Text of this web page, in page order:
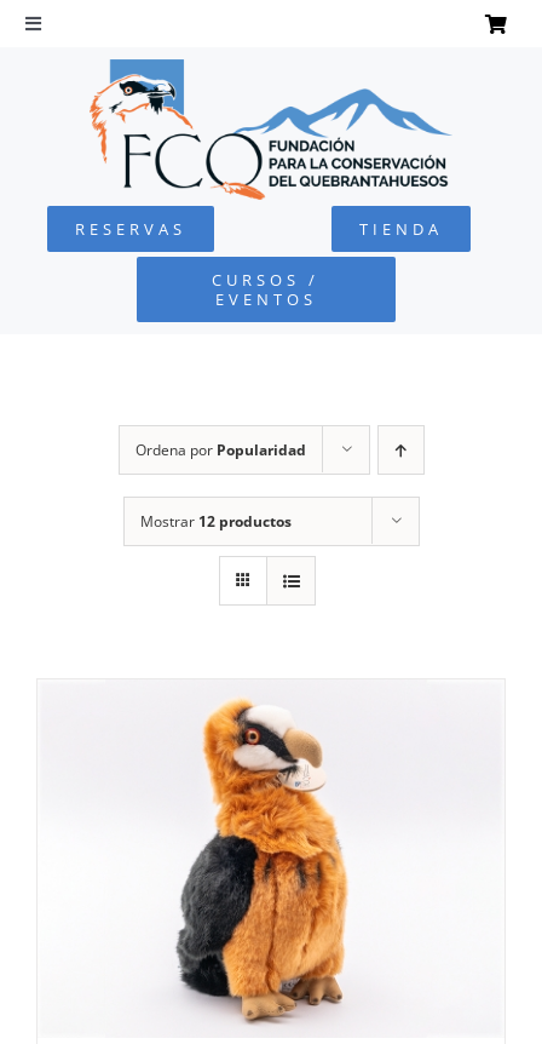
Saltar
Toggle
Navigation
QUEBRANTAHUESOS
FUNDACIÓN
RESERVAS TIENDA
CURSOS /
EVENTOS
Ordena por Popularidad
Mostrar 12 productos